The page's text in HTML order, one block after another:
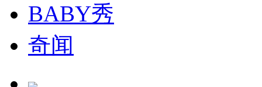
BABY秀
奇闻